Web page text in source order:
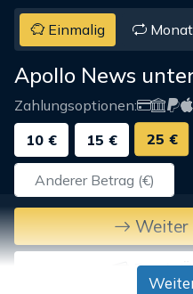
Einmalig
Apollo News
Zahlungsoptionen:
10 €
15 € 25 €
Weiter
Bank-